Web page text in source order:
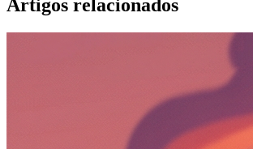
Artigos relacionados